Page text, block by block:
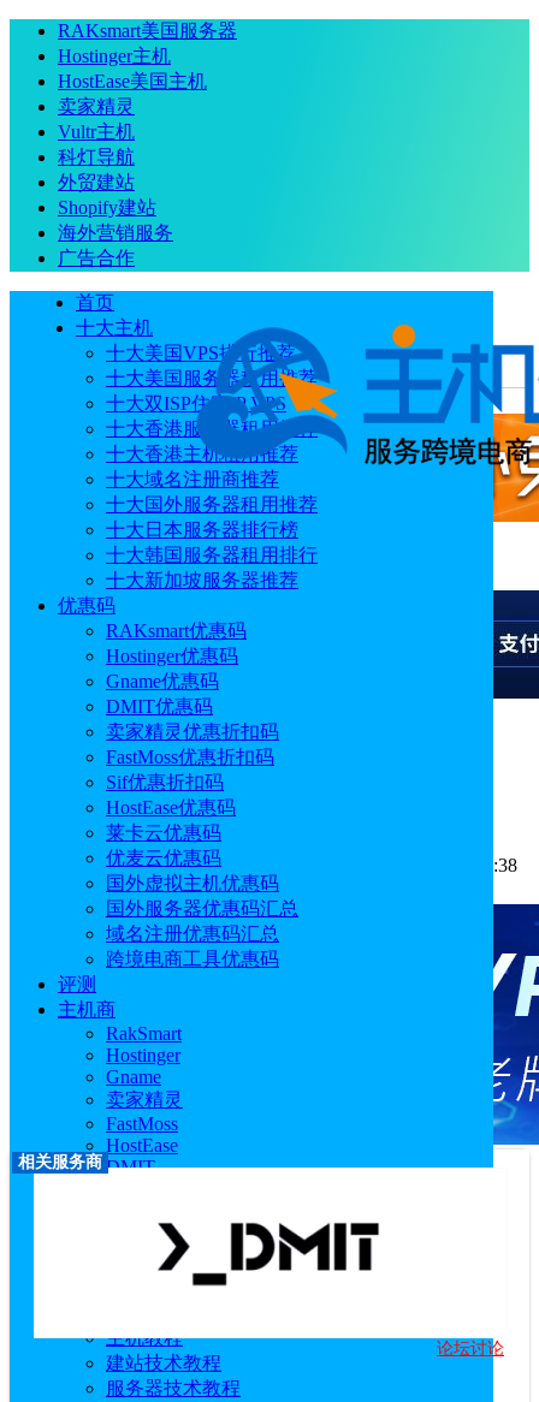
RAKsmart美国服务器
Hostinger主机
HostEase美国主机
卖家精灵
Vultr主机
科灯导航
外贸建站
Shopify建站
海外营销服务
广告合作
首页
十大主机
十大美国VPS排行推荐
十大美国服务器租用推荐
十大双ISP住宅IP VPS
十大香港服务器租用推荐
十大香港主机租用推荐
十大域名注册商推荐
十大国外服务器租用推荐
十大日本服务器排行榜
十大韩国服务器租用排行
十大新加坡服务器推荐
优惠码
RAKsmart优惠码
Hostinger优惠码
Gname优惠码
DMIT优惠码
卖家精灵优惠折扣码
FastMoss优惠折扣码
Sif优惠折扣码
HostEase优惠码
莱卡云优惠码
优麦云优惠码
国外虚拟主机优惠码
国外服务器优惠码汇总
域名注册优惠码汇总
跨境电商工具优惠码
评测
主机商
RakSmart
Hostinger
Gname
卖家精灵
FastMoss
HostEase
DMIT
西柚找词
优麦云
主机教程
建站技术教程
服务器技术教程
当前位置：首页 常见问题 DMIT VPS主机常见问题解答
DMIT VPS主机常见问题解答
作者: sunny 分类:常见问题
发布时间: 2026.02.17 11:53:38
更新于: 2026.02.17 11:53:38
相关服务商
论坛讨论
优惠码： 专属优惠链接